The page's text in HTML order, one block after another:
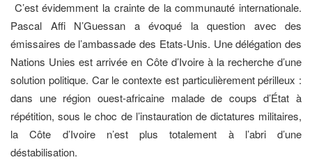
C’est évidemment la crainte de la communauté internationale.
Pascal Affi N’Guessan a évoqué la question avec des
émissaires de l’ambassade des Etats-Unis. Une délégation des
Nations Unies est arrivée en Côte d’Ivoire à la recherche d’une
solution politique. Car le contexte est particulièrement périlleux :
dans une région ouest-africaine malade de coups d’État à
répétition, sous le choc de l’instauration de dictatures militaires,
la Côte d’Ivoire n’est plus totalement à l’abri d’une
déstabilisation.